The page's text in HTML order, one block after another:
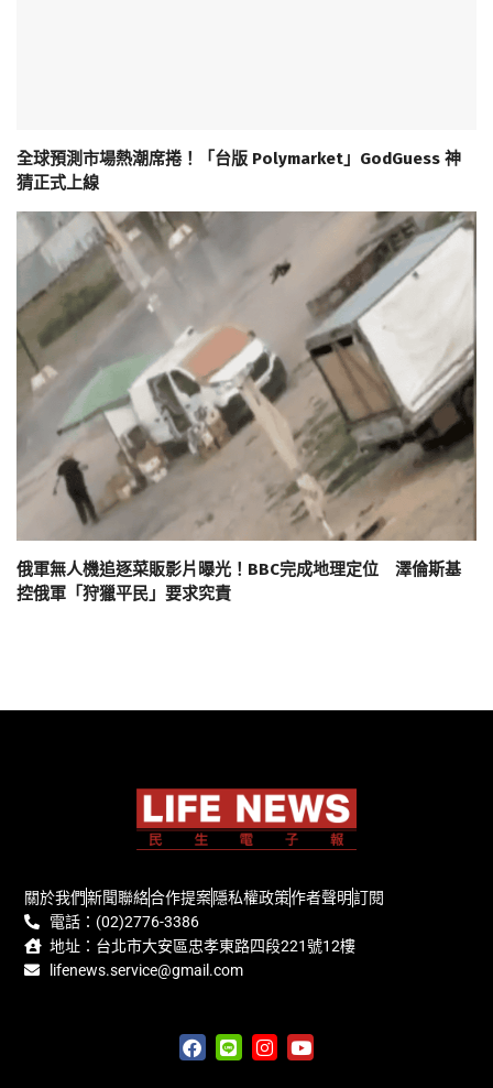
全球預測市場熱潮席捲！「台版 Polymarket」GodGuess 神
猜正式上線
俄軍無人機追逐菜販影片曝光！BBC完成地理定位 澤倫斯基
控俄軍「狩獵平民」要求究責
關於我們新聞聯絡合作提案隱私權政策作者聲明訂閱
電話：(02)2776-3386
地址：台北市大安區忠孝東路四段221號12樓
lifenews.service@gmail.com